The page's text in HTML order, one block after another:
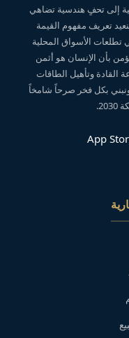
إلى تحفٍ هندسية تضاهي
تعريف مفهوم القيمة
تطلعات الأسواق المحلية
بأن الإنسان هو أثمن
القادة وتأهيل الطاقات
ونبني بكل فخر صرحاً شامخاً